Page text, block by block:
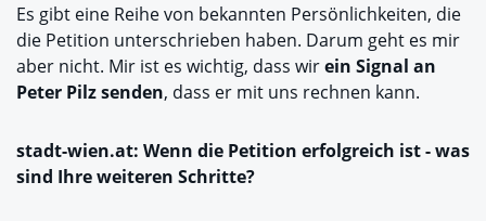
Es gibt eine Reihe von bekannten Persönlichkeiten, die
die Petition unterschrieben haben. Darum geht es mir
aber nicht. Mir ist es wichtig, dass wirein Signal an
Peter Pilz senden, dass er mit uns rechnen kann.
stadt-wien.at: Wenn die Petition erfolgreich ist - was
sind Ihre weiteren Schritte?